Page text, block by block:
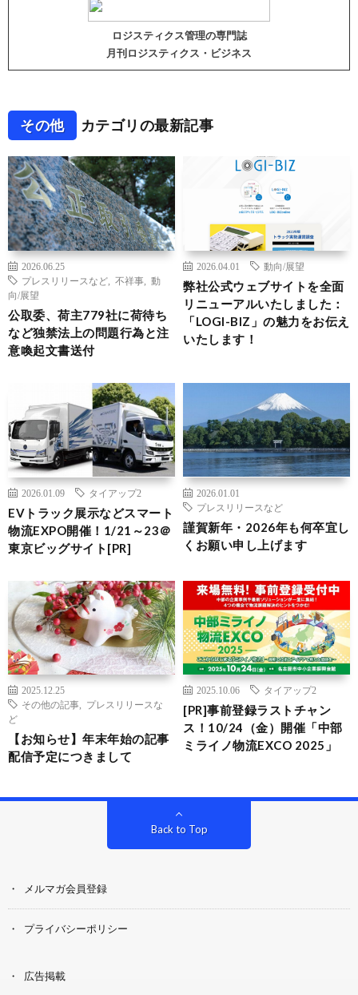
ロジスティクス管理の専門誌
月刊ロジスティクス・ビジネス
その他 カテゴリの最新記事
2026.06.25
プレスリリースなど
不祥事
動
向/展望
公取委、荷主779社に荷待ち
など独禁法上の問題行為と注
意喚起文書送付
2026.04.01 動向/展望
弊社公式ウェブサイトを全面
リニューアルいたしました：
「LOGI-BIZ」の魅力をお伝え
いたします！
2026.01.09 タイアップ2
EVトラック展示などスマート
物流EXPO開催！1/21～23＠
東京ビッグサイト[PR]
2026.01.01
プレスリリースなど
謹賀新年・2026年も何卒宜し
くお願い申し上げます
2025.12.25
その他の記事
プレスリリースな
ど
【お知らせ】年末年始の記事
配信予定につきまして
2025.10.06 タイアップ2
[PR]事前登録ラストチャン
ス！10/24（金）開催「中部
ミライノ物流EXCO 2025」
Back to Top
メルマガ会員登録
プライバシーポリシー
広告掲載